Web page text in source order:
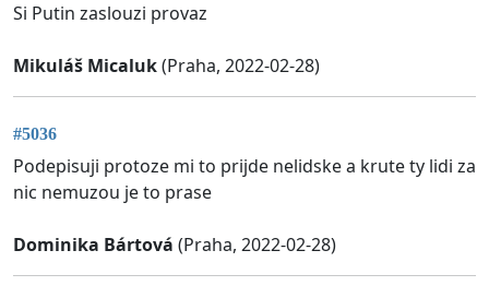
Si Putin zaslouzi provaz
Mikuláš Micaluk(Praha, 2022-02-28)
#5036
Podepisuji protoze mi to prijde nelidske a krute ty lidi za
nic nemuzou je to prase
Dominika Bártová (Praha, 2022-02-28)